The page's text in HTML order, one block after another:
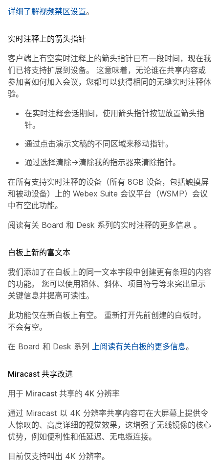
详细了解视频禁区设置。
实时注释上的箭头指针
客户端上有空实时注释上的箭头指针已有一段时间，现在我
们已将支持扩展到设备。 这意味着，无论谁在共享内容或
参加者如何加入会议，您都可以获得相同的无缝实时注释体
验。
在实时注释会话期间，使用箭头指针按钮放置箭头指
针。
通过点击演示文稿的不同区域来移动指针。
通过选择清除→清除我的指示器来清除指针。
在所有支持实时注释的设备（所有 8GB 设备，包括触摸屏
和被动设备）上的 Webex Suite 会议平台（WSMP）会议
中有空此功能。
阅读有关 Board 和 Desk 系列的实时注释的更多信息 。
白板上新的富文本
我们添加了在白板上的同一文本字段中创建更有条理的内容
的功能。 您可以使用粗体、斜体、项目符号等来突出显示
关键信息并提高可读性。
此功能仅在新白板上有空。 重新打开先前创建的白板时，
不会有空。
在 Board 和 Desk 系列
上阅读有关白板的更多信息。
Miracast 共享改进
用于 Miracast 共享的 4K 分辨率
通过 Miracast 以 4K 分辨率共享内容可在大屏幕上提供令
人惊叹的、高度详细的视觉效果，这增强了无线镜像的核心
优势，例如便利性和低延迟、无电缆连接。
目前仅支持叫出 4K 分辨率。